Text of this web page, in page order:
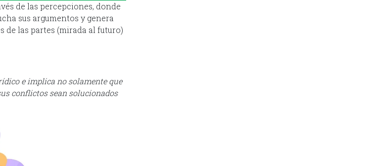
de las percepciones, donde
sus argumentos y genera
de las partes (mirada al futuro)
e implica no solamente que
conflictos sean solucionados